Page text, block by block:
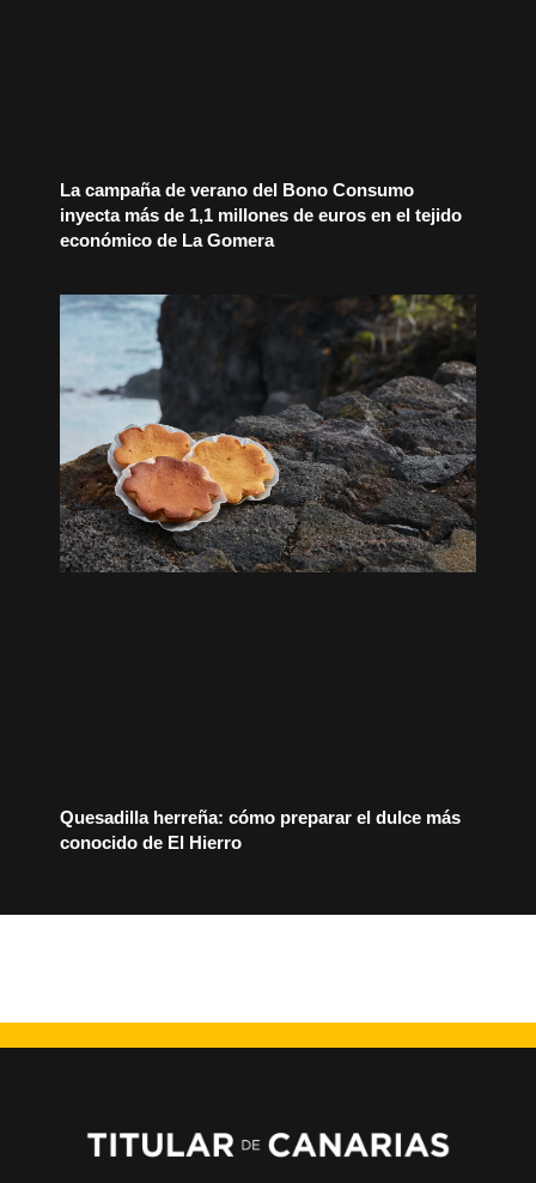
La campaña de verano del Bono Consumo
inyecta más de 1,1 millones de euros en el tejido
económico de La Gomera
Quesadilla herreña: cómo preparar el dulce más
conocido de El Hierro